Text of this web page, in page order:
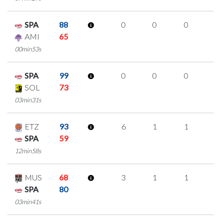
SPA
88
AMI
65
00min53s
0 0 0
SPA
99
SOL
73
03min31s
0 0 0
ETZ
93
SPA
59
12min58s
6 1 1
MUS
68
SPA
80
03min41s
3 1 1